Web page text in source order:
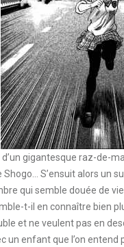
gigantesque raz-de-
Shogo… S’ensuit alors un
qui semble douée de
t-il en connaître bien
et ne veulent pas en
un enfant que l’on